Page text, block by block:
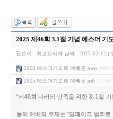
2025 제46회 3.1절 기념 에스더 기
글쓴이 : 최고관리자 날짜 : 2025-02-12 (
2025 에스더기도회 예배문.hwp
2025 에스더기도회 예배문.pdf
“제46회 나라와 민족을 위한 3․1절
올해 예배의 주제는 “딥페이크 범죄